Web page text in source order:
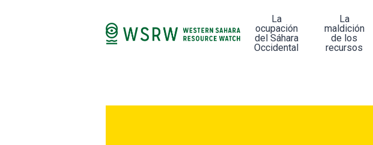
La
ocupación
del Sáhara
Occidental
La
maldición
de los
recursos